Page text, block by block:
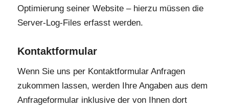
Optimierung seiner Website – hierzu müssen die
Server-Log-Files erfasst werden.
Kontaktformular
Wenn Sie uns per Kontaktformular Anfragen
zukommen lassen, werden Ihre Angaben aus dem
Anfrageformular inklusive der von Ihnen dort